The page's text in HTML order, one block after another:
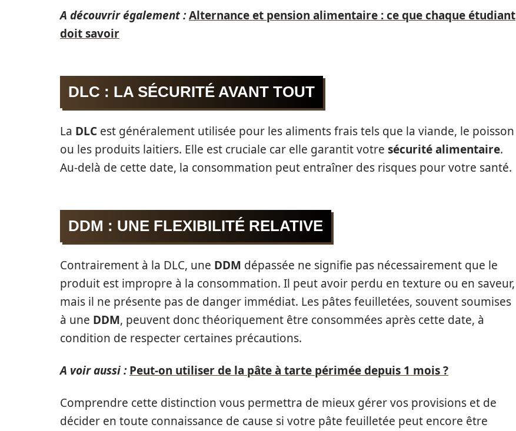
A découvrir également :Alternance et pension alimentaire : ce que chaque étudiant
doit savoir
DLC : LA SÉCURITÉ AVANT TOUT
La DLC est généralement utilisée pour les aliments frais tels que la viande, le poisson
ou les produits laitiers. Elle est cruciale car elle garantit votre sécurité alimentaire.
Au-delà de cette date, la consommation peut entraîner des risques pour votre santé.
DDM : UNE FLEXIBILITÉ RELATIVE
Contrairement à la DLC, une DDM dépassée ne signifie pas nécessairement que le
produit est impropre à la consommation. Il peut avoir perdu en texture ou en saveur,
mais il ne présente pas de danger immédiat. Les pâtes feuilletées, souvent soumises
à une DDM, peuvent donc théoriquement être consommées après cette date, à
condition de respecter certaines précautions.
A voir aussi : Peut-on utiliser de la pâte à tarte périmée depuis 1 mois ?
Comprendre cette distinction vous permettra de mieux gérer vos provisions et de
décider en toute connaissance de cause si votre pâte feuilletée peut encore être